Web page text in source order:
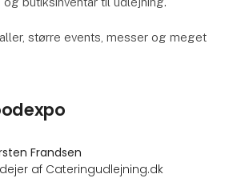
større events, messer og meget
Frandsen
af Cateringudlejning.dk